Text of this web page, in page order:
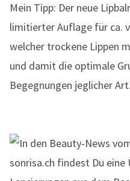
Mein Tipp: Der neue
limitierter Auflage für ca.
welcher trockene Lippen
und damit die optimale
Begegnungen jeglicher Art.